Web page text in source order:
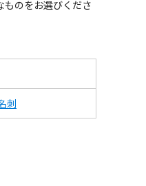
ものをお選びくださ
刺